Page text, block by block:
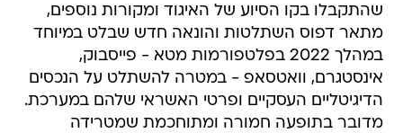
שהתקבלו בקו הסיוע של האיגוד ומקורות נוספים,
מתאר דפוס השתלטות והונאה חדש שבלט במיוחד
במהלך 2022 בפלטפורמות מטא - פייסבוק,
אינסטגרם, וואטסאפ - במטרה להשתלט על הנכסים
הדיגיטליים העסקיים ופרטי האשראי שלהם במערכת.
מדובר בתופעה חמורה ומתוחכמת שמטרידה